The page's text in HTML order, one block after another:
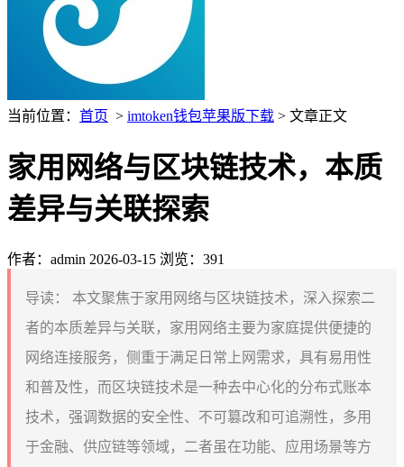
当前位置： 首页 > imtoken钱包苹果版下载 > 文章正文
家用网络与区块链技术，本质
差异与关联探索
作者：admin 2026-03-15 浏览：391
导读：
本文聚焦于家用网络与区块链技术，深入探索二
者的本质差异与关联，家用网络主要为家庭提供便捷的
网络连接服务，侧重于满足日常上网需求，具有易用性
和普及性，而区块链技术是一种去中心化的分布式账本
技术，强调数据的安全性、不可篡改和可追溯性，多用
于金融、供应链等领域，二者虽在功能、应用场景等方